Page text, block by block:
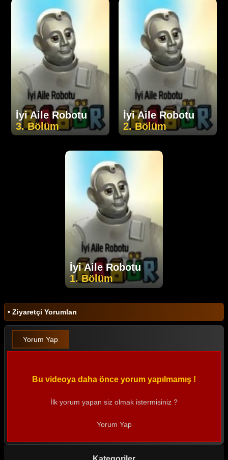
İyi Aile Robotu
3. Bölüm
İyi Aile Robotu
2. Bölüm
İyi Aile Robotu
1. Bölüm
• Ziyaretçi Yorumları
Yorum Yap
Bu videoya daha önce yorum yapılmamış !
İlk yorum yapan siz olmak istermisiniz ?
Yorum Yap